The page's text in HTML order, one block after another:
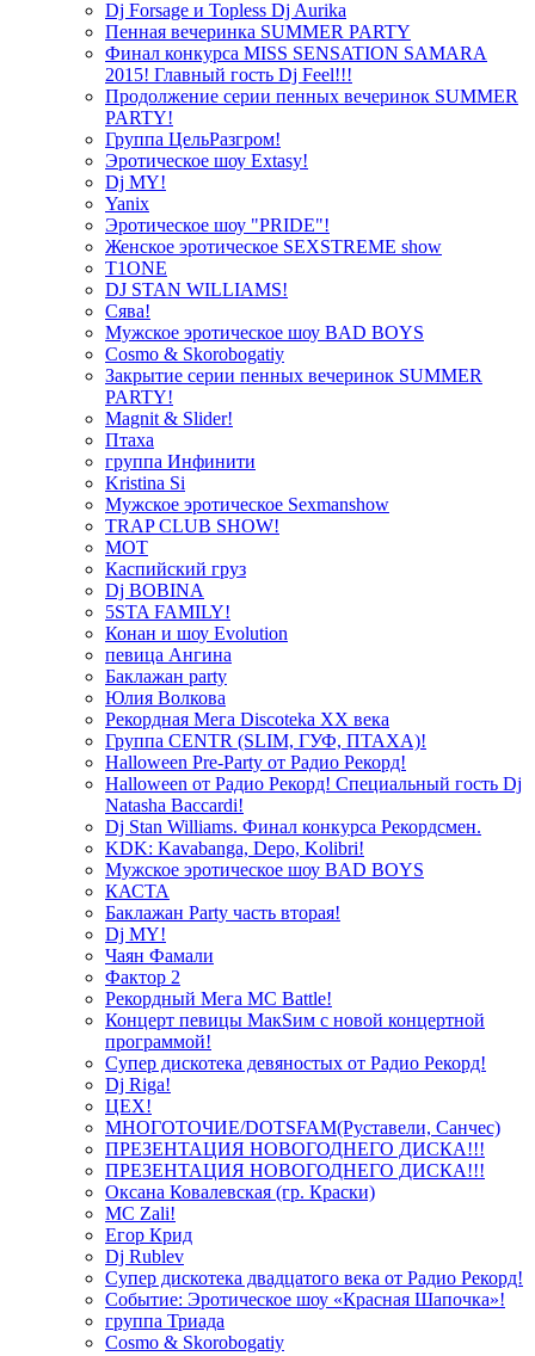
Dj Forsage и Topless Dj Aurika
Пенная вечеринка SUMMER PARTY
Финал конкурса MISS SENSATION SAMARA
2015! Главный гость Dj Feel!!!
Продолжение серии пенных вечеринок SUMMER
PARTY!
Группа ЦельРазгром!
Эротическое шоу Extasy!
Dj MY!
Yanix
Эротическое шоу "PRIDE"!
Женское эротическое SEXSTREME show
T1ONE
DJ STAN WILLIAMS!
Сява!
Мужское эротическое шоу BAD BOYS
Cosmo & Skorobogatiy
Закрытие серии пенных вечеринок SUMMER
PARTY!
Magnit & Slider!
Птаха
группа Инфинити
Kristina Si
Мужское эротическое Sexmanshow
TRAP CLUB SHOW!
МОТ
Каспийский груз
Dj BOBINA
5STA FAMILY!
Конан и шоу Evolution
певица Ангина
Баклажан party
Юлия Волкова
Рекордная Мега Discoteka XX века
Группа CENTR (SLIM, ГУФ, ПТАХА)!
Halloween Pre-Party от Радио Рекорд!
Halloween от Радио Рекорд! Специальный гость Dj
Natasha Baccardi!
Dj Stan Williams. Финал конкурса Рекордсмен.
KDK: Kavabanga, Depo, Kolibri!
Мужское эротическое шоу BAD BOYS
КАСТА
Баклажан Party часть вторая!
Dj MY!
Чаян Фамали
Фактор 2
Рекордный Мега МС Battle!
Концерт певицы МакSим с новой концертной
программой!
Супер дискотека девяностых от Радио Рекорд!
Dj Riga!
ЦЕХ!
МНОГОТОЧИЕ/DOTSFAM(Руставели, Санчес)
ПРЕЗЕНТАЦИЯ НОВОГОДНЕГО ДИСКА!!!
ПРЕЗЕНТАЦИЯ НОВОГОДНЕГО ДИСКА!!!
Оксана Ковалевская (гр. Краски)
MC Zali!
Егор Крид
Dj Rublev
Супер дискотека двадцатого века от Радио Рекорд!
Событие: Эротическое шоу «Красная Шапочка»!
группа Триада
Cosmo & Skorobogatiy